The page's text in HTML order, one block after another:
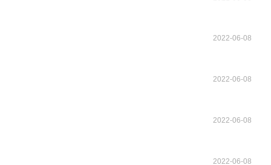
2022-06-08
2022-06-08
2022-06-08
2022-06-08